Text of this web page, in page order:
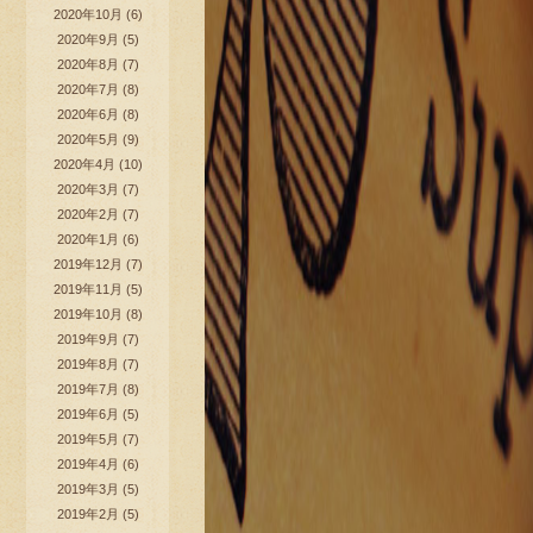
2020年10月 (6)
2020年9月 (5)
2020年8月 (7)
2020年7月 (8)
2020年6月 (8)
2020年5月 (9)
2020年4月 (10)
2020年3月 (7)
2020年2月 (7)
2020年1月 (6)
2019年12月 (7)
2019年11月 (5)
2019年10月 (8)
2019年9月 (7)
2019年8月 (7)
2019年7月 (8)
2019年6月 (5)
2019年5月 (7)
2019年4月 (6)
2019年3月 (5)
2019年2月 (5)